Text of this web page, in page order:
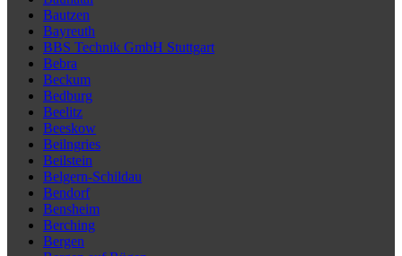
Bautzen
Bayreuth
BBS Technik GmbH Stuttgart
Bebra
Beckum
Bedburg
Beelitz
Beeskow
Beilngries
Beilstein
Belgern-Schildau
Bendorf
Bensheim
Berching
Bergen